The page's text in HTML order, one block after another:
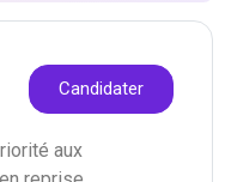
Candidater
aux